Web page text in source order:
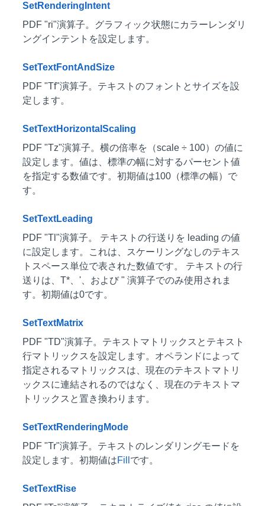
SetRenderingIntent
PDF "ri"演算子。グラフィック状態にカラーレンダリ
ングインテントを設定します。
SetTextFontAndSize
PDF "Tf"演算子。テキストのフォントとサイズを設
定します。
SetTextHorizontalScaling
PDF "Tz"演算子。横の倍率を（scale ÷ 100）の値に
設定します。値は、標準の幅に対するパーセント値
を指定する数値です。初期値は100（標準の幅）で
す。
SetTextLeading
PDF "Tl"演算子。 テキストの行送りを leading の値
に設定します。これは、スケーリングなしのテキス
トスペース単位で表された数値です。 テキストの行
送りは、T*、'、および " 演算子でのみ使用されま
す。初期値は0です。
SetTextMatrix
PDF "TD"演算子。テキストマトリックスとテキスト
行マトリックスを設定します。オペランドによって
指定されるマトリックスは、現在のテキストマトリ
ックスに連結されるのではなく、現在のテキストマ
トリックスと置き換わります。
SetTextRenderingMode
PDF "Tr"演算子。テキストのレンダリングモードを
設定します。初期値はFill です。
SetTextRise